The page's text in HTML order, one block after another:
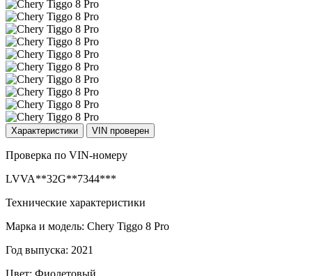
Характеристики VIN проверен
Проверка по VIN-номеру
LVVA**32G**7344***
Технические характеристики
Марка и модель: Chery Tiggo 8 Pro
Год выпуска: 2021
Цвет: Фиолетовый